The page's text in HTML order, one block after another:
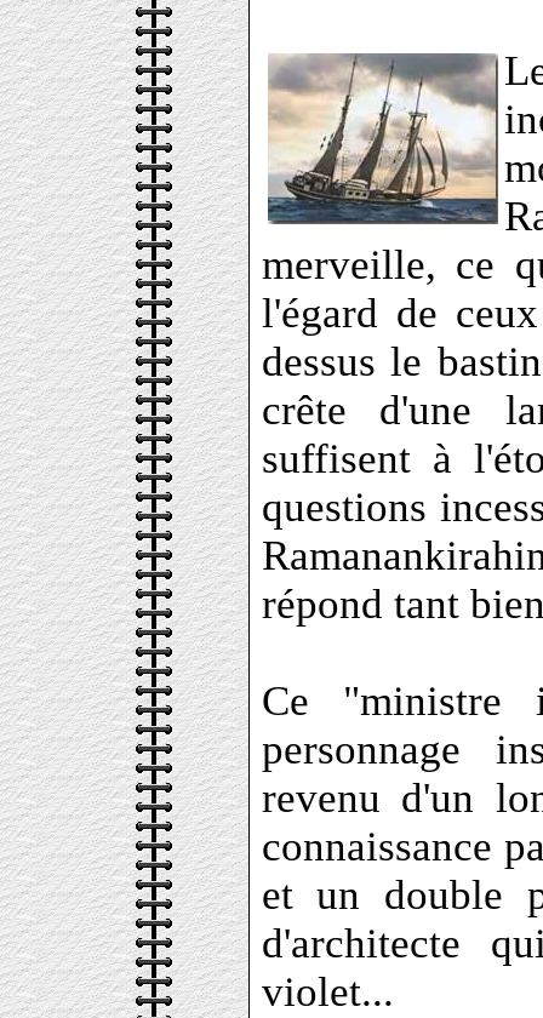
merveille, ce
l'égard de
dessus le
crête d'une
suffisent à
questions
répond tant
Ce
personnage
revenu d'un
connaissance
et un double
d'architecte
violet...